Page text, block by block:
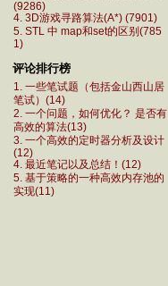
(9286)
4. 3D游戏寻路算法(A*) (7901)
5. STL 中 map和set的区别(785
1)
评论排行榜
1. 一些笔试题（包括金山西山居
笔试）(14)
2. 一个问题，如何优化？ 是否有
高效的算法(13)
3. 一个高效的定时器分析及设计
(12)
4. 最近笔记以及总结！(12)
5. 基于策略的一种高效内存池的
实现(11)